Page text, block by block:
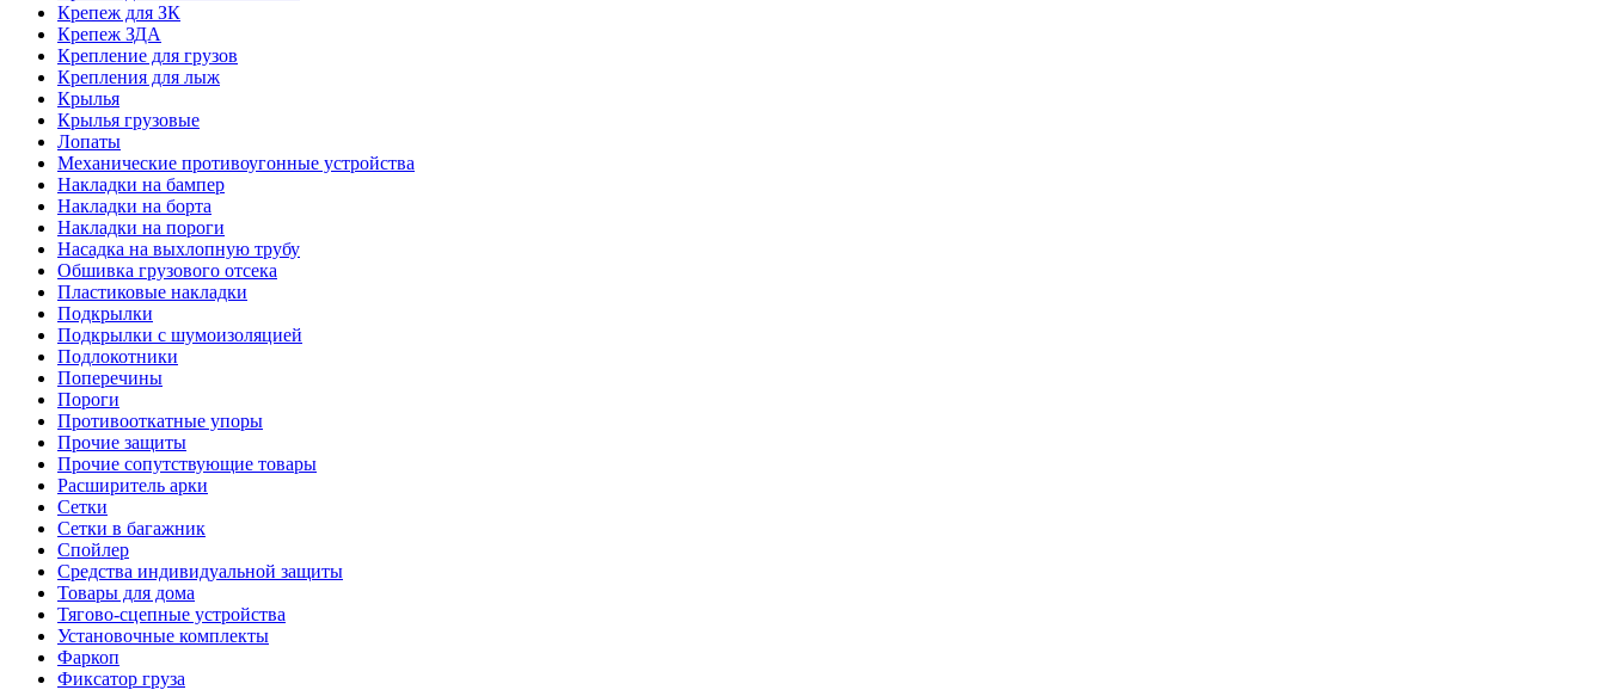
Крепеж для ЗК
Крепеж ЗДА
Крепление для грузов
Крепления для лыж
Крылья
Крылья грузовые
Лопаты
Механические противоугонные устройства
Накладки на бампер
Накладки на борта
Накладки на пороги
Насадка на выхлопную трубу
Обшивка грузового отсека
Пластиковые накладки
Подкрылки
Подкрылки с шумоизоляцией
Подлокотники
Поперечины
Пороги
Противооткатные упоры
Прочие защиты
Прочие сопутствующие товары
Расширитель арки
Сетки
Сетки в багажник
Спойлер
Средства индивидуальной защиты
Товары для дома
Тягово-сцепные устройства
Установочные комплекты
Фаркоп
Фиксатор груза